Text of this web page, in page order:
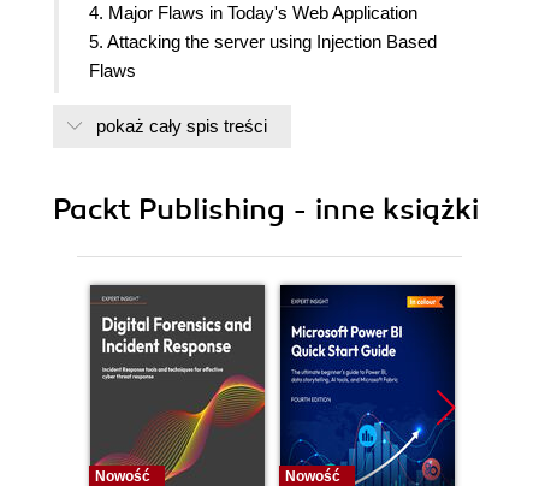
4. Major Flaws in Today's Web Application
5. Attacking the server using Injection Based
Flaws
7. Attacking SSL based websites
9. AJAX and its Inherent Security issues due to
pokaż cały spis treści
Packt Publishing - inne książki
Nowość
Nowość